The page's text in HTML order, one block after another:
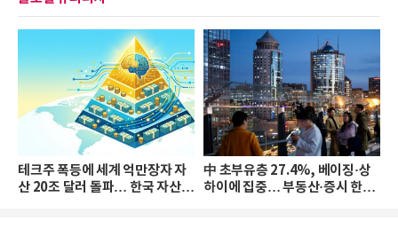
테크주 폭등에 세계 억만장자 자
산 20조 달러 돌파… 한국 자산
中 초부유층 27.4%, 베이징·상
하이에 집중… 부동산·증시 한파